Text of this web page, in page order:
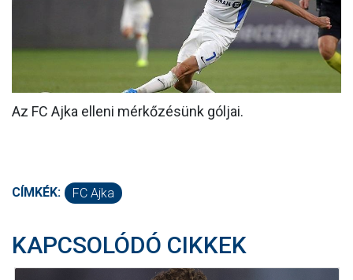
CSAPATOK
MÉRKŐZÉSEK
KLUB
GALÉRIA
Az FC Ajka elleni mérkőzésünk góljai.
CÍMKÉK: FC Ajka
KAPCSOLÓDÓ CIKKEK